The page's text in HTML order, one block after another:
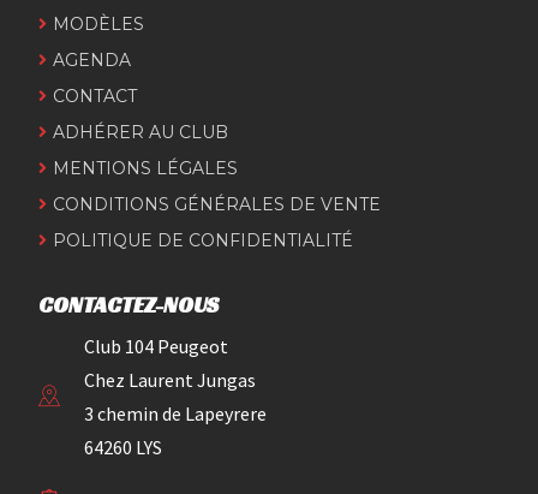
MODÈLES
AGENDA
CONTACT
ADHÉRER AU CLUB
MENTIONS LÉGALES
CONDITIONS GÉNÉRALES DE VENTE
POLITIQUE DE CONFIDENTIALITÉ
CONTACTEZ-NOUS
Club 104 Peugeot
Chez Laurent Jungas
3 chemin de Lapeyrere
64260 LYS